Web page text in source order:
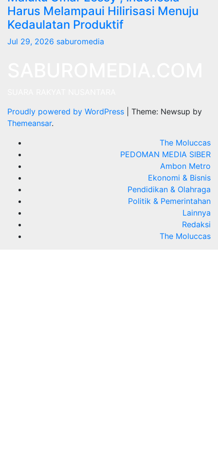
Harus Melampaui Hilirisasi Menuju
Kedaulatan Produktif
Jul 29, 2026 saburomedia
Proudly powered by WordPress
Theme: Newsup by
Themeansar.
The Moluccas
PEDOMAN MEDIA SIBER
Ambon Metro
Ekonomi & Bisnis
Pendidikan & Olahraga
Politik & Pemerintahan
Lainnya
Redaksi
The Moluccas